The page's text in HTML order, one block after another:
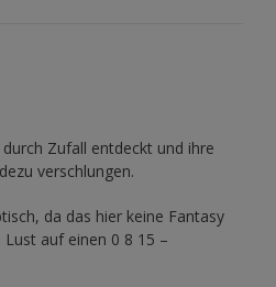
Zufall entdeckt und ihre
verschlungen.
da das hier keine Fantasy
auf einen 0 8 15 –